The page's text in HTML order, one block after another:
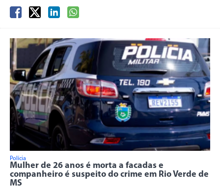
Polícia
Mulher de 26 anos é morta a facadas e
companheiro é suspeito do crime em Rio Verde de
MS